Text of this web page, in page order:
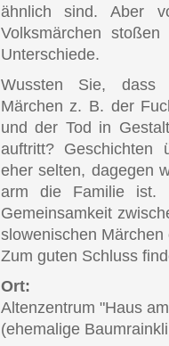
ähnlich sind. Aber
Volksmärchen
Unterschiede.
Wussten Sie, dass
Märchen z. B. der
und der Tod in
auftritt? Geschichten
eher selten, dagegen
arm die Familie ist.
Gemeinsamkeit
slowenischen
Zum guten Schluss
Ort:
Altenzentrum "Haus
(ehemalige